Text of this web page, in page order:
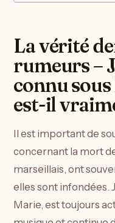
La vérité
rumeurs –
connu
est-il
Il est important de
concernant la mort
marseillais, ont
elles sont infondées.
Marie, est toujours